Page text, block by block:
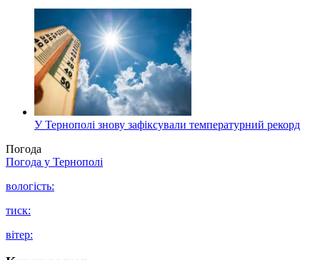
У Тернополі знову зафіксували температурний рекорд
Погода
Погода у Тернополі
вологість:
тиск:
вітер: